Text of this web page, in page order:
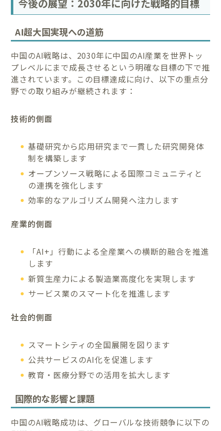
今後の展望：2030年に向けた戦略的目標
AI超大国実現への道筋
中国のAI戦略は、2030年に中国のAI産業を世界トッ
プレベルにまで成長させるという明確な目標の下で推
進されています。この目標達成に向け、以下の重点分
野での取り組みが継続されます：
技術的側面
基礎研究から応用研究まで一貫した研究開発体
制を構築します
オープンソース戦略による国際コミュニティと
の連携を強化します
効率的なアルゴリズム開発へ注力します
産業的側面
「AI+」行動による全産業への横断的融合を推進
します
新質生産力による製造業高度化を実現します
サービス業のスマート化を推進します
社会的側面
スマートシティの全国展開を図ります
公共サービスのAI化を促進します
教育・医療分野での活用を拡大します
国際的な影響と課題
中国のAI戦略成功は、グローバルな技術競争に以下の